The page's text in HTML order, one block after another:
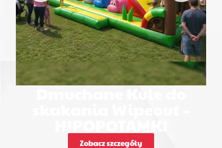
Dmuchane Kule do
Zobacz szczegóły